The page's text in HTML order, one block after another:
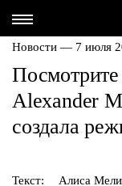
Новости — 7 июля
Alexander
создала
Текст: Алиса